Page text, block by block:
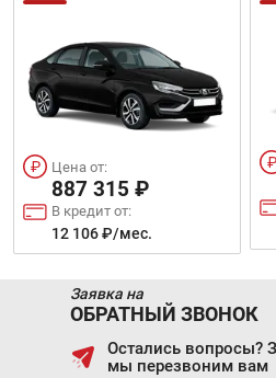
Цена от:
887 315 ₽
В кредит от:
12 106 ₽/мес.
Заявка на
ОБРАТНЫЙ ЗВОНОК
Остались вопросы?
мы перезвоним вам